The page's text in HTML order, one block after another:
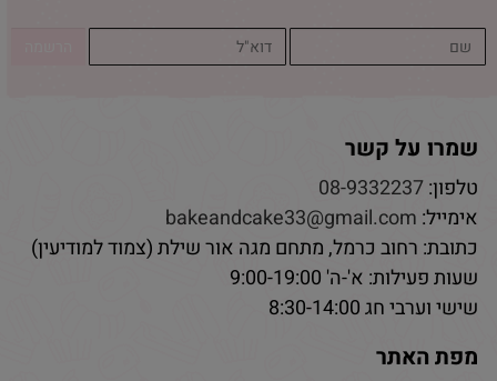
שמרו על קשר
טלפון:08-9332237
אימייל: bakeandcake33@gmail.com
כתובת: רחוב כרמל, מתחם מגה אור שילת (צמוד למודיעין)
שעות פעילות: א'-ה' 9:00-19:00
שישי וערבי חג 8:30-14:00
מפת האתר